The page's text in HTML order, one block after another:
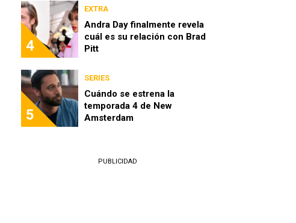
4
EXTRA
Andra Day finalmente revela
cuál es su relación con Brad
Pitt
5
SERIES
Cuándo se estrena la
temporada 4 de New
Amsterdam
PUBLICIDAD